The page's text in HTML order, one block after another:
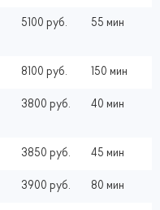
5100 руб. 55 мин
8100 руб. 150 мин
3800 руб. 40 мин
3850 руб. 45 мин
3900 руб. 80 мин